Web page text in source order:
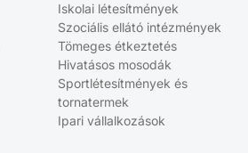
Iskolai létesítmények
Szociális ellátó intézmények
Tömeges étkeztetés
Hivatásos mosodák
Sportlétesítmények és
tornatermek
Ipari vállalkozások